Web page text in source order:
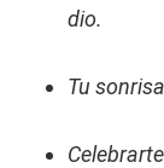
dio.
Tu